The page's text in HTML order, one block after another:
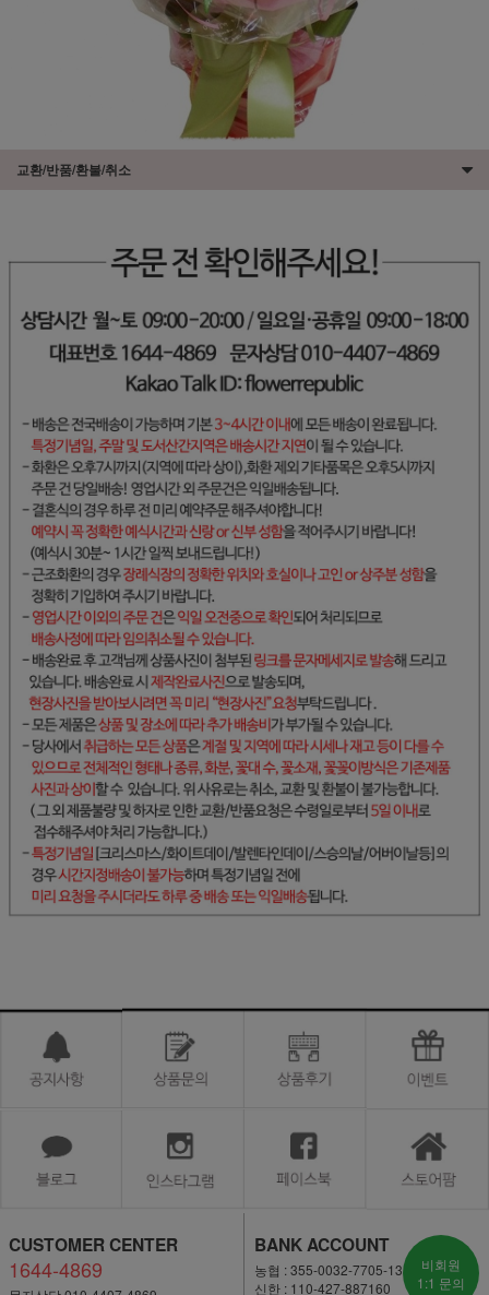
교환/반품/환불/취소
CUSTOMER CENTER
1644-4869
BANK ACCOUNT
농협 : 355-0032-7705-13
신한 : 110-427-887160
비회원
1:1 문의